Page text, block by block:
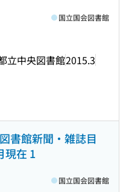
立中央図書館2015.3
国立国会図書館
書館新聞・雑誌目
現在 1
国立国会図書館